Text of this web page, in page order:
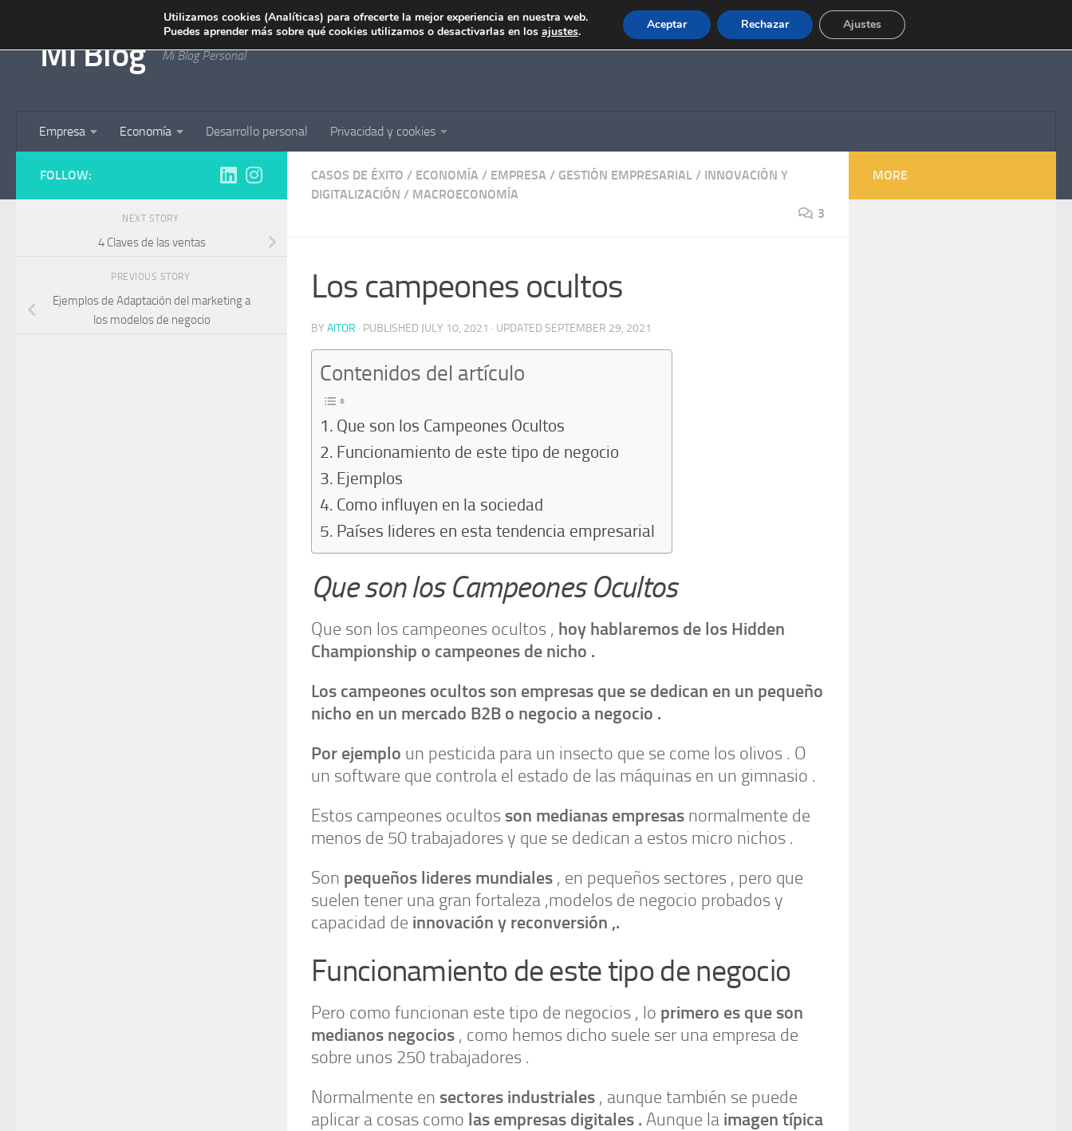
Mi Blog Mi Blog Personal
Empresa Economía Desarrollo personal Privacidad y cookies
CASOS DE ÉXITO / ECONOMÍA / EMPRESA / GESTIÓN EMPRESARIAL / INNOVACIÓN Y
DIGITALIZACIÓN / MACROECONOMÍA
3
Los campeones ocultos
BY AITOR · PUBLISHED JULY 10, 2021 · UPDATED SEPTEMBER 29, 2021
Contenidos del artículo
Que son los Campeones Ocultos
Funcionamiento de este tipo de negocio
Ejemplos
Como influyen en la sociedad
Países lideres en esta tendencia empresarial
Que son los Campeones Ocultos
Que son los campeones ocultos , hoy hablaremos de los Hidden
Championship o campeones de nicho .
Los campeones ocultos son empresas que se dedican en un pequeño
nicho en un mercado B2B o negocio a negocio .
Por ejemplo un pesticida para un insecto que se come los olivos . O
un software que controla el estado de las máquinas en un gimnasio .
Estos campeones ocultos son medianas empresas normalmente de
menos de 50 trabajadores y que se dedican a estos micro nichos .
Son pequeños lideres mundiales , en pequeños sectores , pero que
suelen tener una gran fortaleza ,modelos de negocio probados y
capacidad de innovación y reconversión ,.
Funcionamiento de este tipo de negocio
Pero como funcionan este tipo de negocios , lo primero es que son
medianos negocios , como hemos dicho suele ser una empresa de
sobre unos 250 trabajadores .
Normalmente en sectores industriales , aunque también se puede
aplicar a cosas como las empresas digitales . Aunque la imagen típica
FOLLOW:
NEXT STORY
4 Claves de las ventas
PREVIOUS STORY
Ejemplos de Adaptación del marketing a
los modelos de negocio
MORE
Utilizamos cookies (Analíticas) para ofrecerte la mejor experiencia en nuestra web.
Puedes aprender más sobre qué cookies utilizamos o desactivarlas en los ajustes. Aceptar Rechazar Ajustes